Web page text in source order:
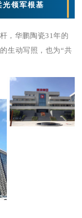
领军根基
，华鹏陶瓷31年的
生动写照，也为“共